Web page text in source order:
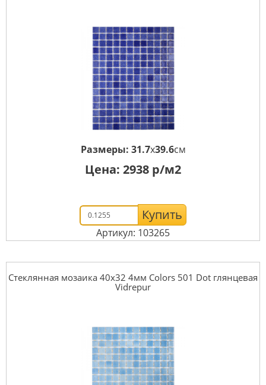
Размеры: 31.7x39.6см
Цена: 2938 р/м2
Купить
Артикул: 103265
Стеклянная мозаика 40x32 4мм Colors 501 Dot глянцевая
Vidrepur